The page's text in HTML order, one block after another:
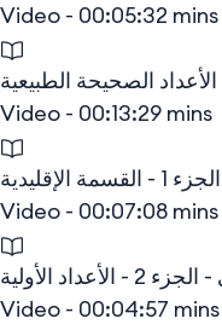
Video - 00:05:32 mins
Video - 00:13:29 mins
Video - 00:07:08 mins
Video - 00:04:57 mins